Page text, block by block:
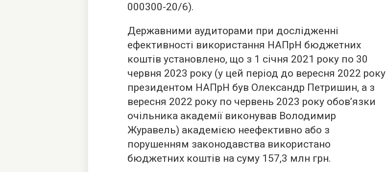
000300-20/6).
Державними аудиторами при дослідженні
ефективності використання НАПрН бюджетних
коштів установлено, що з 1 січня 2021 року по 30
червня 2023 року (у цей період до вересня 2022 року
президентом НАПрН був Олександр Петришин, а з
вересня 2022 року по червень 2023 року обов’язки
очільника академії виконував Володимир
Журавель) академією неефективно або з
порушенням законодавства використано
бюджетних коштів на суму 157,3 млн грн.